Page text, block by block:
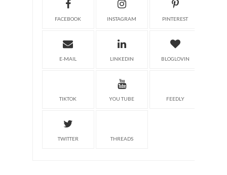
FACEBOOK INSTAGRAM PINTEREST
E-MAIL LINKEDIN BLOGLOVIN
TIKTOK YOU TUBE FEEDLY
TWITTER THREADS